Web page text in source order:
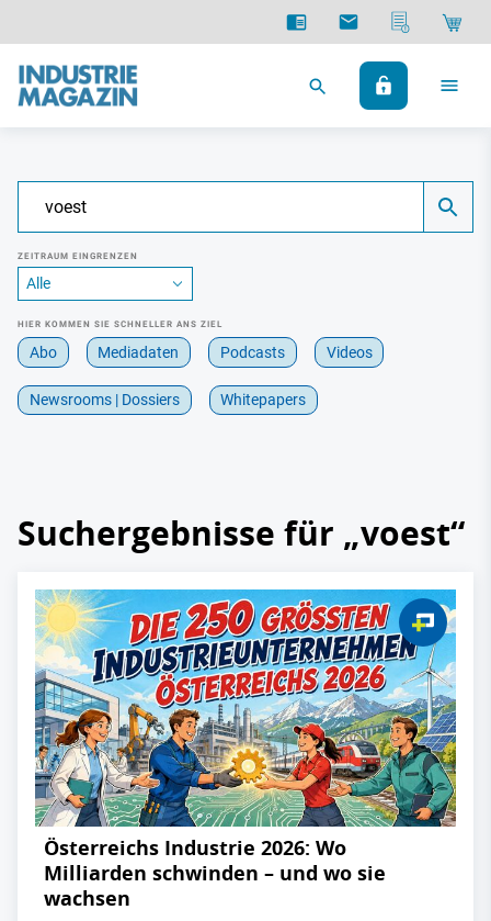
ZEITRAUM EINGRENZEN
HIER KOMMEN SIE SCHNELLER ANS ZIEL
Abo Mediadaten Podcasts Videos
Newsrooms | Dossiers Whitepapers
Suchergebnisse für „voest“
Österreichs Industrie 2026: Wo
Milliarden schwinden – und wo sie
wachsen